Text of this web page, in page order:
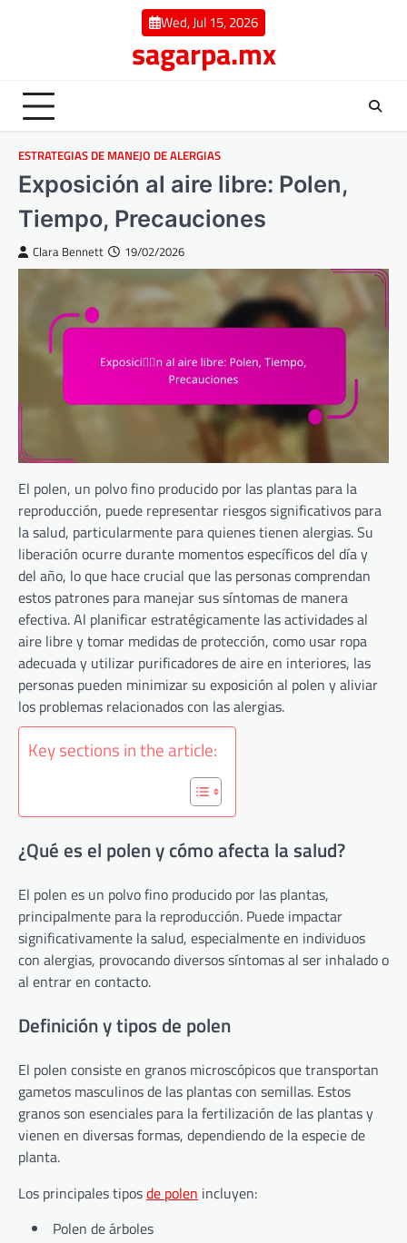
Wed, Jul 15, 2026
sagarpa.mx
ESTRATEGIAS DE MANEJO DE ALERGIAS
Exposición al aire libre: Polen,
Tiempo, Precauciones
Clara Bennett 19/02/2026
El polen, un polvo fino producido por las plantas para la
reproducción, puede representar riesgos significativos para
la salud, particularmente para quienes tienen alergias. Su
liberación ocurre durante momentos específicos del día y
del año, lo que hace crucial que las personas comprendan
estos patrones para manejar sus síntomas de manera
efectiva. Al planificar estratégicamente las actividades al
aire libre y tomar medidas de protección, como usar ropa
adecuada y utilizar purificadores de aire en interiores, las
personas pueden minimizar su exposición al polen y aliviar
los problemas relacionados con las alergias.
Key sections in the article:
¿Qué es el polen y cómo afecta la salud?
El polen es un polvo fino producido por las plantas,
principalmente para la reproducción. Puede impactar
significativamente la salud, especialmente en individuos
con alergias, provocando diversos síntomas al ser inhalado o
al entrar en contacto.
Definición y tipos de polen
El polen consiste en granos microscópicos que transportan
gametos masculinos de las plantas con semillas. Estos
granos son esenciales para la fertilización de las plantas y
vienen en diversas formas, dependiendo de la especie de
planta.
Los principales tiposde polen incluyen:
Polen de árboles